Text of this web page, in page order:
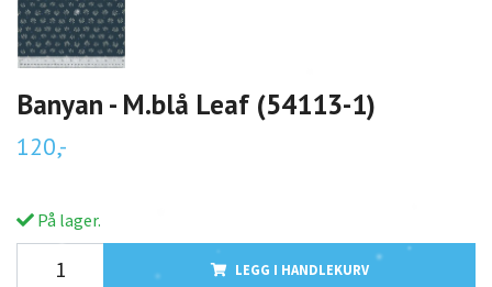
Banyan - M.blå Leaf (54113-1)
120,-
På lager.
LEGG I HANDLEKURV